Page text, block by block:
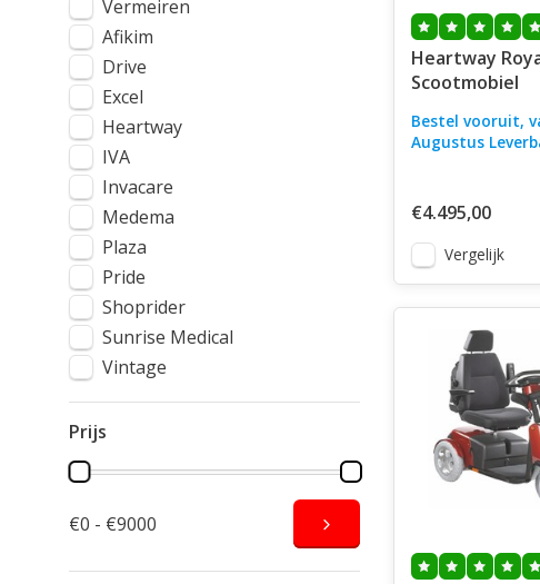
Vermeiren
Afikim
Drive
Excel
Heartway
IVA
Invacare
Medema
Plaza
Pride
Shoprider
Sunrise Medical
Vintage
Prijs
€0 - €9000
Heartway
Scootmobiel
Bestel vooruit,
Augustus
€4.495,00
Vergelijk